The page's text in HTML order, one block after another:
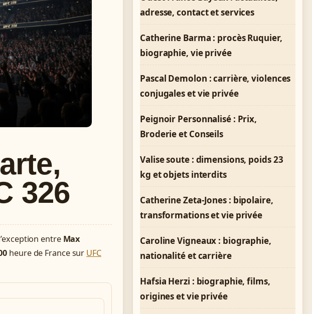
326
entre Max
heure de France sur UFC
adresse, contact et services
Catherine Barma : procès Ruquier,
biographie, vie privée
Pascal Demolon : carrière, violences
conjugales et vie privée
Peignoir Personnalisé : Prix,
Broderie et Conseils
Valise soute : dimensions, poids 23
kg et objets interdits
Catherine Zeta-Jones : bipolaire,
transformations et vie privée
Caroline Vigneaux : biographie,
nationalité et carrière
Hafsia Herzi : biographie, films,
origines et vie privée